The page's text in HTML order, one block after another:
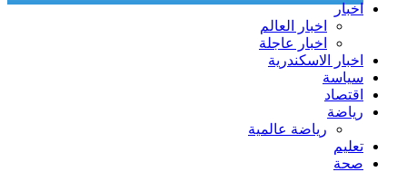
اخبار
اخبار العالم
اخبار عاجلة
اخبار الاسكندرية
سياسة
اقتصاد
رياضة
رياضة عالمية
تعليم
صحة